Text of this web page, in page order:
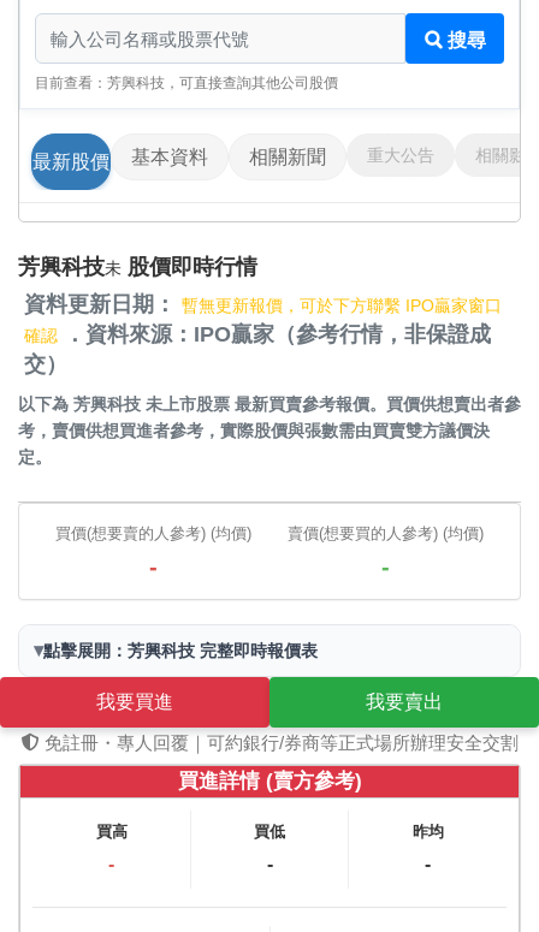
搜尋
目前查看：芳興科技，可直接查詢其他公司股價
最新股價 基本資料 相關新聞 重大公告 相關影
芳興科技未 股價即時行情
資料更新日期：
暫無更新報價，可於下方聯繫 IPO贏家窗口
確認
．資料來源：IPO贏家（參考行情，非保證成
交）
以下為 芳興科技 未上市股票 最新買賣參考報價。買價供想賣出者參
考，賣價供想買進者參考，實際股價與張數需由買賣雙方議價決
定。
買價(想要賣的人參考) (均價)
-
賣價(想要買的人參考) (均價)
-
▾點擊展開：芳興科技 完整即時報價表
我要買進
我要賣出
免註冊・專人回覆｜可約銀行/券商等正式場所辦理安全交割
買進詳情 (賣方參考)
買高
-
買低
-
昨均
-